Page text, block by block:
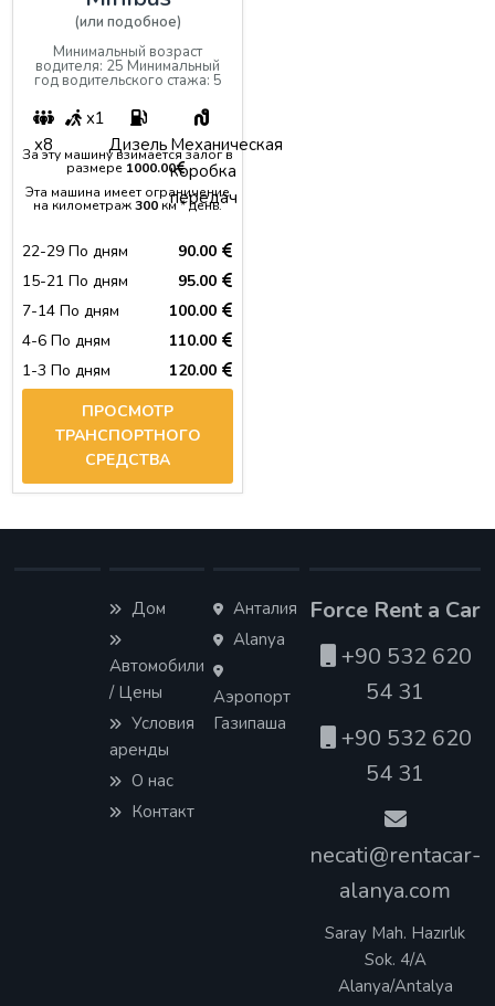
(или подобное)
Минимальный возраст
водителя: 25 Минимальный
год водительского стажа: 5
x8
x1
Дизель Механическая
коробка
передач
За эту машину взимается залог в
размере 1000.00 .
Эта машина имеет ограничение
на километраж300 км * день.
22-29 По дням
90.00
15-21 По дням
95.00
7-14 По дням
100.00
4-6 По дням
110.00
1-3 По дням
120.00
ПРОСМОТР
ТРАНСПОРТНОГО
СРЕДСТВА
Дом
Автомобили
/ Цены
Условия
аренды
О нас
Контакт
Анталия
Alanya
Аэропорт
Газипаша
Force Rent a Car
+90 532 620
54 31
+90 532 620
54 31
necati@rentacar-
alanya.com
Saray Mah. Hazırlık
Sok. 4/A
Alanya/Antalya